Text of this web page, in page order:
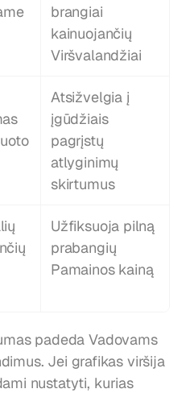
brangiai
kainuojančių
Viršvalandžiai
Atsižvelgia į
įgūdžiais
pagrįstų
atlyginimų
skirtumus
Užfiksuoja pilną
prabangių
Pamainos kainą
padeda Vadovams
Jei grafikas viršija
nustatyti, kurias